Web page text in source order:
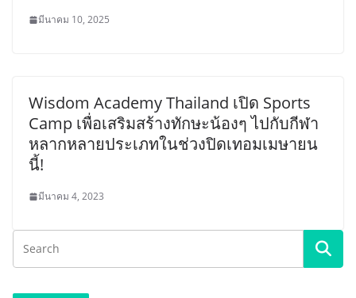
มีนาคม 10, 2025
Wisdom Academy Thailand เปิด Sports
Camp เพื่อเสริมสร้างทักษะน้องๆ ไปกับกีฬา
หลากหลายประเภทในช่วงปิดเทอมเมษายน
นี้!
มีนาคม 4, 2023